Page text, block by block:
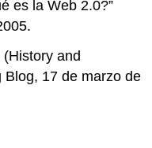
es la Web 2.0?”
and
Blog, 17 de marzo de